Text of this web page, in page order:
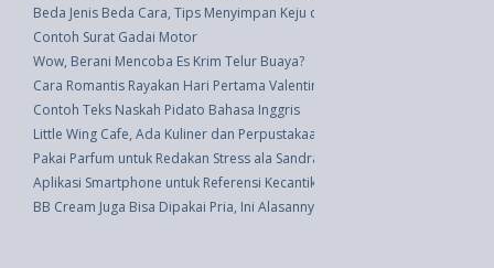
Beda Jenis Beda Cara, Tips Menyimpan Keju dengan Tepat
Contoh Surat Gadai Motor
Wow, Berani Mencoba Es Krim Telur Buaya?
Cara Romantis Rayakan Hari Pertama Valentine's Week 2023 Bersama
Contoh Teks Naskah Pidato Bahasa Inggris
Little Wing Cafe, Ada Kuliner dan Perpustakaan dalam Satu Tempat di
Pakai Parfum untuk Redakan Stress ala Sandra Dewi
Aplikasi Smartphone untuk Referensi Kecantikan Wanita
BB Cream Juga Bisa Dipakai Pria, Ini Alasannya